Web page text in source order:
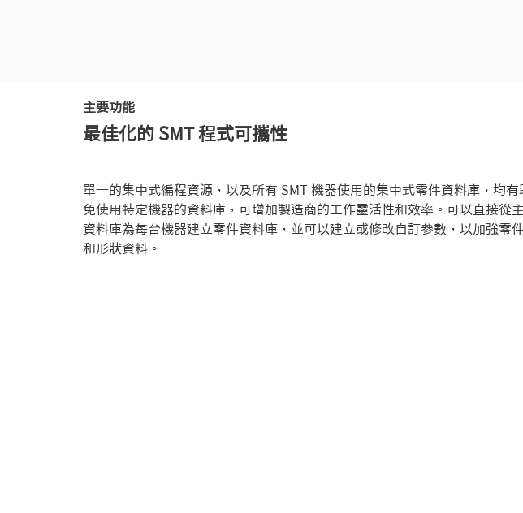
主要功能
最佳化的 SMT 程式可攜性
單一的集中式編程資源，以及所有 SMT 機器使用的集中式零件資料庫，均有
免使用特定機器的資料庫，可增加製造商的工作靈活性和效率。可以直接從
資料庫為每台機器建立零件資料庫，並可以建立或修改自訂參數，以加強零
和形狀資料。